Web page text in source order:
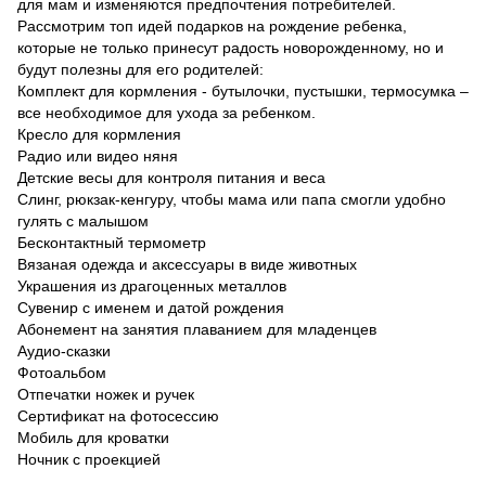
для мам и изменяются предпочтения потребителей.
Рассмотрим топ идей подарков на рождение ребенка,
которые не только принесут радость новорожденному, но и
будут полезны для его родителей:
Комплект для кормления - бутылочки, пустышки, термосумка –
все необходимое для ухода за ребенком.
Кресло для кормления
Радио или видео няня
Детские весы для контроля питания и веса
Слинг, рюкзак-кенгуру, чтобы мама или папа смогли удобно
гулять с малышом
Бесконтактный термометр
Вязаная одежда и аксессуары в виде животных
Украшения из драгоценных металлов
Сувенир с именем и датой рождения
Абонемент на занятия плаванием для младенцев
Аудио-сказки
Фотоальбом
Отпечатки ножек и ручек
Сертификат на фотосессию
Мобиль для кроватки
Ночник с проекцией